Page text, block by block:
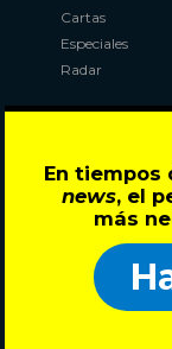
En tiempos
news, el
más
Cartas
Especiales
Radar